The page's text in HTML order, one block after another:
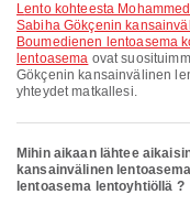
lento kohteesta Mohammed V:n kansainvälinen lentoasema kohteeseen
Sabiha Gökçenin
Boumedienen lentoasema
lentoasema ovat
Gökçenin kansainvälinen
yhteydet matkallesi.
Mihin aikaan lähtee
kansainvälinen
lentoasema lentoyhtiöllä ?